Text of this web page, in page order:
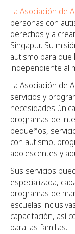
La Asociación de
personas con
derechos y a
Singapur. Su
autismo para que
independiente al
La Asociación de
servicios y
necesidades
programas de
pequeños,
con autismo,
adolescentes y
Sus servicios
especializada,
programas de
escuelas
capacitación, así
para las familias.